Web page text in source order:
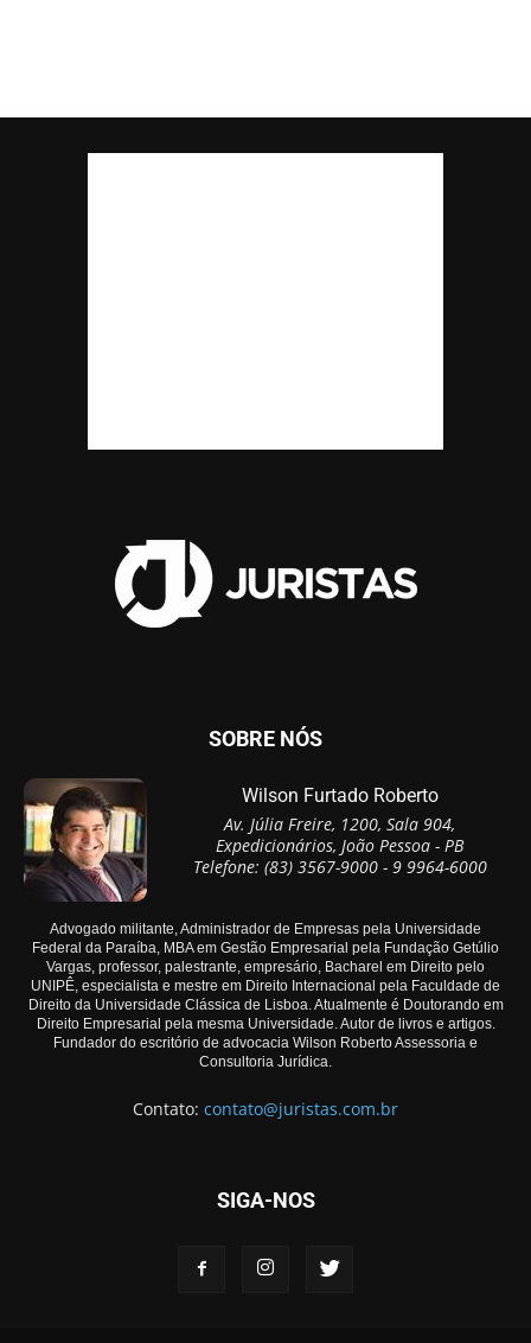
SOBRE NÓS
Wilson Furtado Roberto
Av. Júlia Freire, 1200, Sala 904,
Expedicionários, João Pessoa - PB
Telefone: (83) 3567-9000 - 9 9964-6000
Advogado militante, Administrador de Empresas pela Universidade
Federal da Paraíba, MBA em Gestão Empresarial pela Fundação Getúlio
Vargas, professor, palestrante, empresário, Bacharel em Direito pelo
UNIPÊ, especialista e mestre em Direito Internacional pela Faculdade de
Direito da Universidade Clássica de Lisboa. Atualmente é Doutorando em
Direito Empresarial pela mesma Universidade. Autor de livros e artigos.
Fundador do escritório de advocacia Wilson Roberto Assessoria e
Consultoria Jurídica.
Contato: contato@juristas.com.br
SIGA-NOS